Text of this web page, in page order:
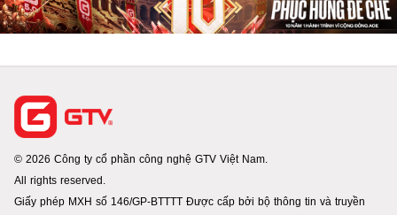
© 2026 Công ty cổ phần công nghệ GTV Việt Nam.
All rights reserved.
Giấy phép MXH số 146/GP-BTTTT Được cấp bởi bộ thông tin và truyền